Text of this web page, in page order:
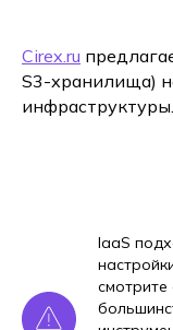
Cirex.ru
S3-хранилища)
инфраструктуры.
IaaS